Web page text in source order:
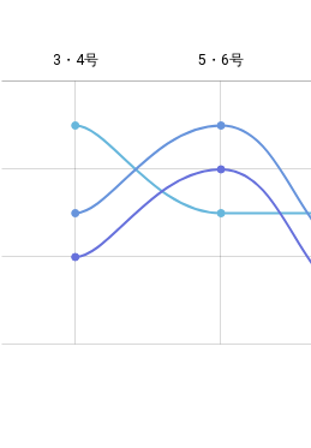
3・4号 5・6号